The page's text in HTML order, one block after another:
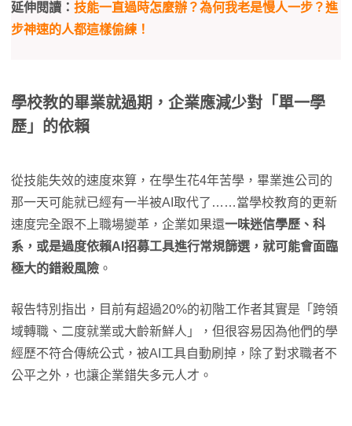
延伸閱讀： 技能一直過時怎麼辦？為何我老是慢人一步？進
步神速的人都這樣偷練！
學校教的畢業就過期，企業應減少對「單一學
歷」的依賴
從技能失效的速度來算，在學生花4年苦學，畢業進公司的
那一天可能就已經有一半被AI取代了……當學校教育的更新
速度完全跟不上職場變革，企業如果還一味迷信學歷、科
系，或是過度依賴AI招募工具進行常規篩選，就可能會面臨
極大的錯殺風險 。
報告特別指出，目前有超過20%的初階工作者其實是「跨領
域轉職、二度就業或大齡新鮮人」，但很容易因為他們的學
經歷不符合傳統公式，被AI工具自動刷掉，除了對求職者不
公平之外，也讓企業錯失多元人才。